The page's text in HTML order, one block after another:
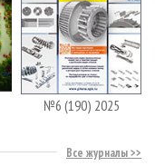
№6 (190) 2025
Все журналы